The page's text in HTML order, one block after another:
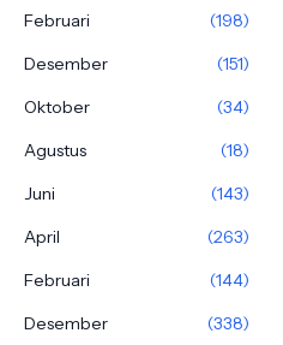
Februari
(198)
Desember
(151)
Oktober
(34)
Agustus
(18)
Juni
(143)
April
(263)
Februari
(144)
Desember
(338)